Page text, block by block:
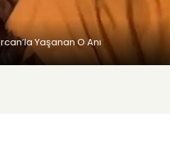
Yaşanan O Anı